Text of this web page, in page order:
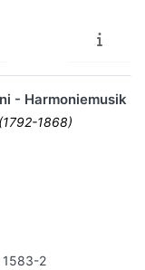
- Harmoniemusik
1868)
1583-2